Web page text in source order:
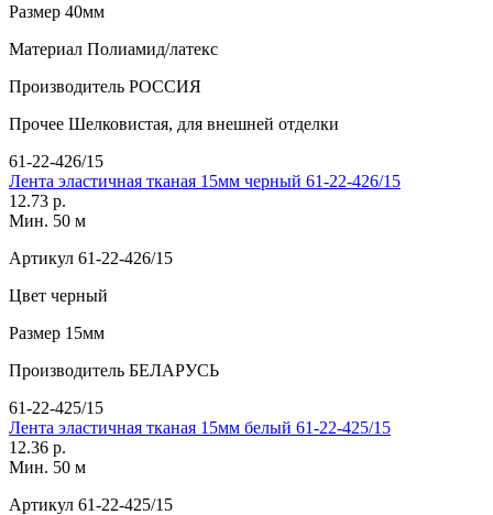
Размер 40мм
Материал Полиамид/латекс
Производитель РОССИЯ
Прочее Шелковистая, для внешней отделки
61-22-426/15
Лента эластичная тканая 15мм черный 61-22-426/15
12.73 р.
Мин. 50 м
Артикул 61-22-426/15
Цвет черный
Размер 15мм
Производитель БЕЛАРУСЬ
61-22-425/15
Лента эластичная тканая 15мм белый 61-22-425/15
12.36 р.
Мин. 50 м
Артикул 61-22-425/15